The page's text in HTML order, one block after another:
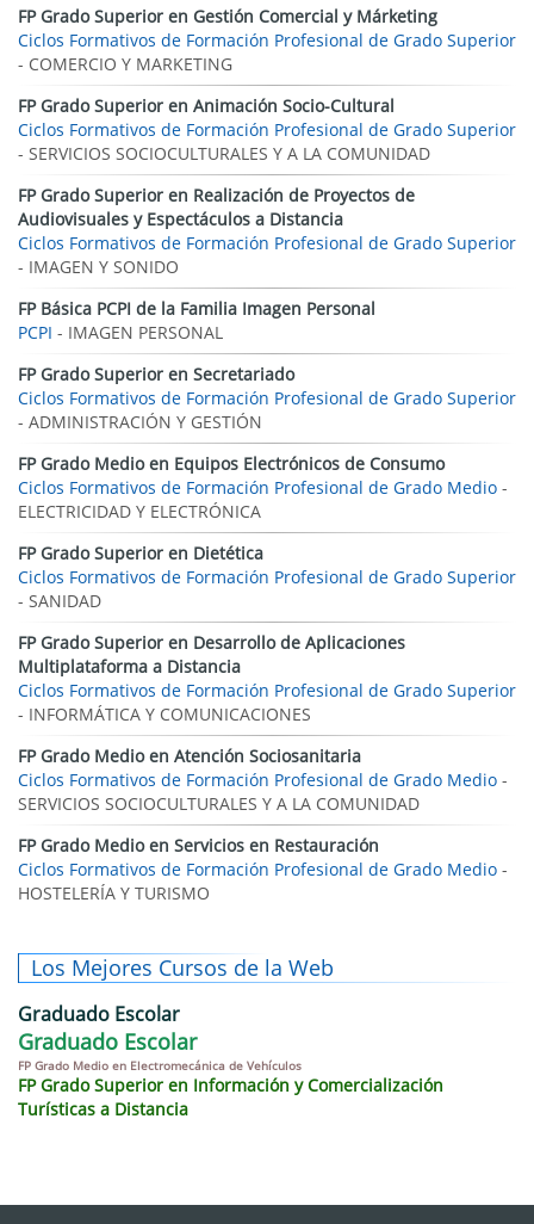
FP Grado Superior en Gestión Comercial y Márketing
Ciclos Formativos de Formación Profesional de Grado Superior
- COMERCIO Y MARKETING
FP Grado Superior en Animación Socio-Cultural
Ciclos Formativos de Formación Profesional de Grado Superior
- SERVICIOS SOCIOCULTURALES Y A LA COMUNIDAD
FP Grado Superior en Realización de Proyectos de
Audiovisuales y Espectáculos a Distancia
Ciclos Formativos de Formación Profesional de Grado Superior
- IMAGEN Y SONIDO
FP Básica PCPI de la Familia Imagen Personal
PCPI - IMAGEN PERSONAL
FP Grado Superior en Secretariado
Ciclos Formativos de Formación Profesional de Grado Superior
- ADMINISTRACIÓN Y GESTIÓN
FP Grado Medio en Equipos Electrónicos de Consumo
Ciclos Formativos de Formación Profesional de Grado Medio -
ELECTRICIDAD Y ELECTRÓNICA
FP Grado Superior en Dietética
Ciclos Formativos de Formación Profesional de Grado Superior
- SANIDAD
FP Grado Superior en Desarrollo de Aplicaciones
Multiplataforma a Distancia
Ciclos Formativos de Formación Profesional de Grado Superior
- INFORMÁTICA Y COMUNICACIONES
FP Grado Medio en Atención Sociosanitaria
Ciclos Formativos de Formación Profesional de Grado Medio -
SERVICIOS SOCIOCULTURALES Y A LA COMUNIDAD
FP Grado Medio en Servicios en Restauración
Ciclos Formativos de Formación Profesional de Grado Medio -
HOSTELERÍA Y TURISMO
Los Mejores Cursos de la Web
Graduado Escolar
Graduado Escolar
FP Grado Medio en Electromecánica de Vehículos
FP Grado Superior en Información y Comercialización
Turísticas a Distancia